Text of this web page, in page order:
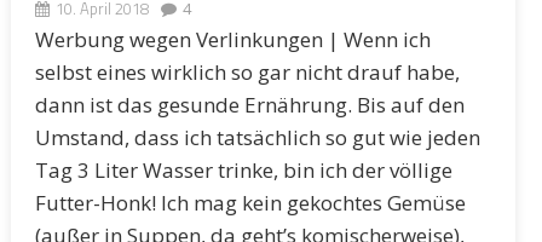
10. April 2018 4
Werbung wegen Verlinkungen | Wenn ich
selbst eines wirklich so gar nicht drauf habe,
dann ist das gesunde Ernährung. Bis auf den
Umstand, dass ich tatsächlich so gut wie jeden
Tag 3 Liter Wasser trinke, bin ich der völlige
Futter-Honk! Ich mag kein gekochtes Gemüse
(außer in Suppen, da geht’s komischerweise),